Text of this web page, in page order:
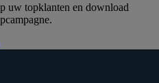
uw topklanten en download